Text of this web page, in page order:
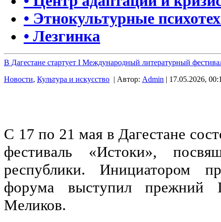
• Этнокультурные
• Лезгинка
В Дагестане стартует I Международный литературный
Новости, Культура и искусство | Автор: Admin | 17.05.2026,
С 17 по 21 мая в Дагестане
фестиваль «Истоки»,
республики. Инициатором
форума выступил прежний
Меликов.